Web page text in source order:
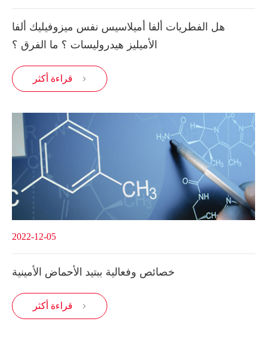
هل الفطريات ألفا أميلاسيس نفس ميزوفيليك ألفا
الأميليز هيدروليسات ؟ ما الفرق ؟
قراءة أكثر 
2022-12-05
خصائص وفعالية ببتيد الأحماض الأمينية
قراءة أكثر 